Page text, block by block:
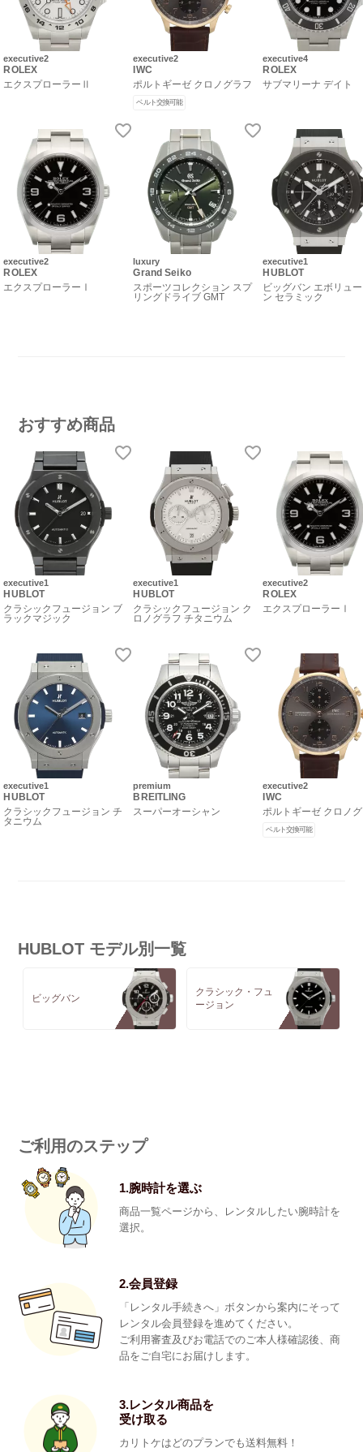
executive2
ROLEX
エクスプローラーⅡ
executive2
ROLEX
エクスプローラーⅠ
executive2
IWC
ポルトギーゼ クロノグラフ
ベルト交換可能
luxury
Grand Seiko
スポーツコレクション スプ
リングドライブ GMT
executive4
ROLEX
サブマリーナ デイト
executive1
HUBLOT
ビッグバン エボリュ
ン セラミック
おすすめ商品
executive1
HUBLOT
クラシックフュージョン ブ
ラックマジック
executive1
HUBLOT
クラシックフュージョン チ
タニウム
executive1
HUBLOT
クラシックフュージョン ク
ロノグラフ チタニウム
premium
BREITLING
スーパーオーシャン
executive2
ROLEX
エクスプローラーⅠ
executive2
IWC
ポルトギーゼ クロノ
ベルト交換可能
HUBLOT モデル別一覧
ビッグバン
クラシック・フュ
ージョン
ご利用のステップ
1.腕時計を選ぶ
商品一覧ページから、レンタルしたい腕時計を
選択。
2.会員登録
「レンタル手続きへ」ボタンから案内にそって
レンタル会員登録を進めてください。
ご利用審査及びお電話でのご本人様確認後、商
品をご自宅にお届けします。
3.レンタル商品を
受け取る
カリトケはどのプランでも送料無料！